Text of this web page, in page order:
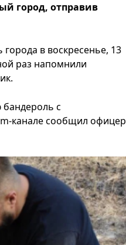
город, отправив
в воскресенье, 13
раз напомнили
с
канале сообщил офицер